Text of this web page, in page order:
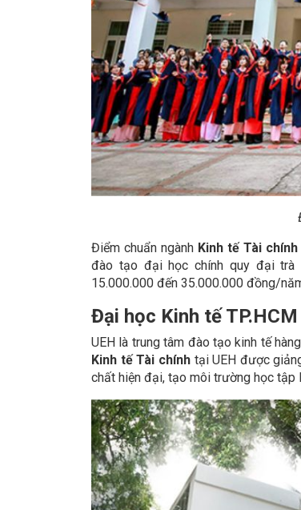
Điểm chuẩn ngành Kinh tế Tài chính
đào tạo đại học chính quy đại trà
15.000.000 đến 35.000.000 đồng/
Đại học Kinh tế TP.HCM
UEH là trung tâm đào tạo kinh tế
Kinh tế Tài chínhtại UEH được
chất hiện đại, tạo môi trường học tập